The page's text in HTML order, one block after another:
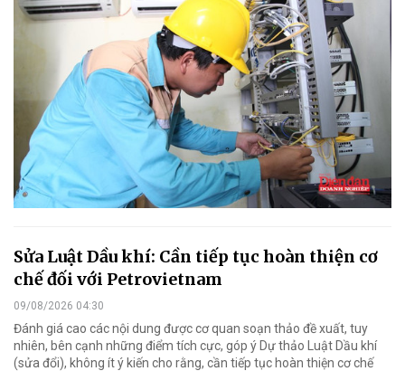
Sửa Luật Dầu khí: Cần tiếp tục hoàn thiện cơ
chế đối với Petrovietnam
09/08/2026 04:30
Đánh giá cao các nội dung được cơ quan soạn thảo đề xuất, tuy
nhiên, bên cạnh những điểm tích cực, góp ý Dự thảo Luật Dầu khí
(sửa đổi), không ít ý kiến cho rằng, cần tiếp tục hoàn thiện cơ chế